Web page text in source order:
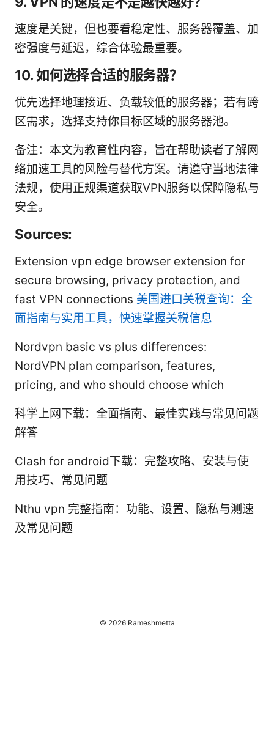
速度是关键，但也要看稳定性、服务器覆盖、加
密强度与延迟，综合体验最重要。
10. 如何选择合适的服务器？
优先选择地理接近、负载较低的服务器；若有跨
区需求，选择支持你目标区域的服务器池。
备注：本文为教育性内容，旨在帮助读者了解网
络加速工具的风险与替代方案。请遵守当地法律
法规，使用正规渠道获取VPN服务以保障隐私与
安全。
Sources:
Extension vpn edge browser extension for
secure browsing, privacy protection, and
fast VPN connections 美国进口关税查询：全
面指南与实用工具，快速掌握关税信息
Nordvpn basic vs plus differences:
NordVPN plan comparison, features,
pricing, and who should choose which
科学上网下载：全面指南、最佳实践与常见问题
解答
Clash for android下载：完整攻略、安装与使
用技巧、常见问题
Nthu vpn 完整指南：功能、设置、隐私与测速
及常见问题
© 2026 Rameshmetta